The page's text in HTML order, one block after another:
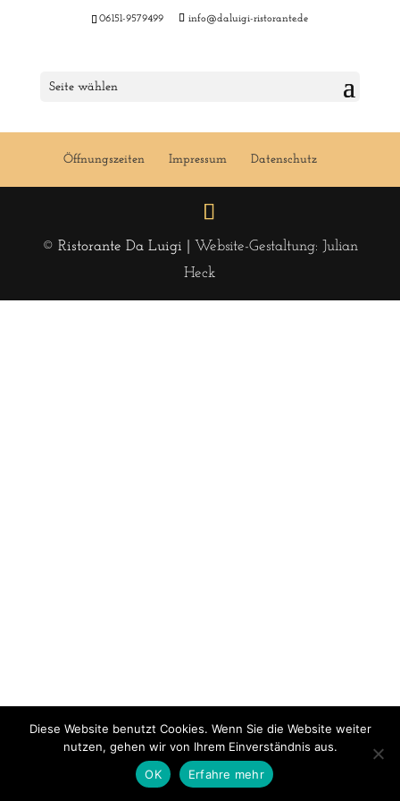
06151-9579499 info@daluigi-ristorante.de
Seite wählen
Öffnungszeiten Impressum Datenschutz
© Ristorante Da Luigi |
Website-Gestaltung: Julian
Heck
Diese Website benutzt Cookies. Wenn Sie die Website weiter
nutzen, gehen wir von Ihrem Einverständnis aus.
OK
Erfahre mehr